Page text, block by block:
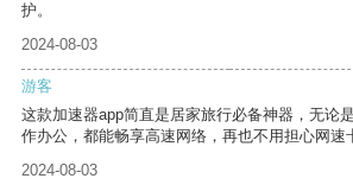
护。
2024-08-03
游客
这款加速器app简直是居家旅行必备神器，无论
作办公，都能畅享高速网络，再也不用担心网速
2024-08-03